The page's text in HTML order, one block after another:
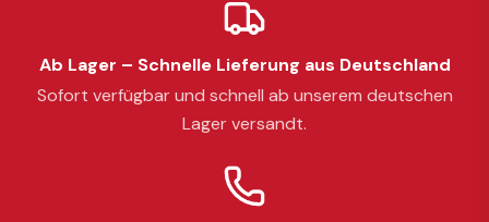
Ab Lager – Schnelle Lieferung aus Deutschland
Sofort verfügbar und schnell ab unserem deutschen
Lager versandt.